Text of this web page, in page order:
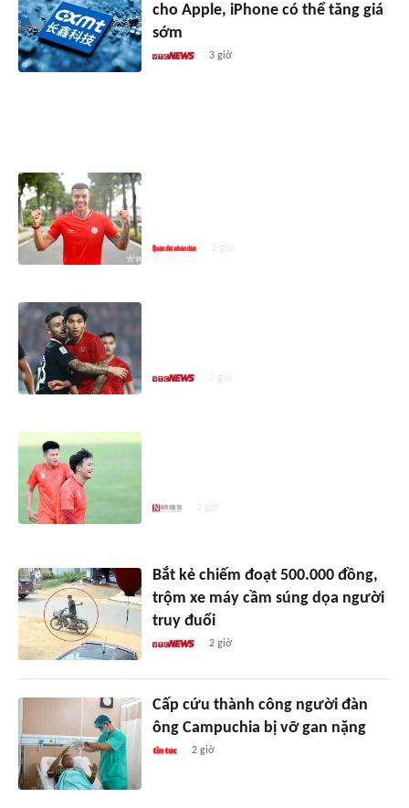
cho Apple, iPhone có thể tăng giá
sớm
3 giờ
2 giờ
2 giờ
2 giờ
Bắt kẻ chiếm đoạt 500.000 đồng,
trộm xe máy cầm súng dọa người
truy đuổi
2 giờ
Cấp cứu thành công người đàn
ông Campuchia bị vỡ gan nặng
2 giờ